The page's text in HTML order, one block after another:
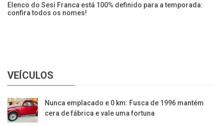
Elenco do Sesi Franca está 100% definido para a temporada:
confira todos os nomes!
VEÍCULOS
Nunca emplacado e 0 km: Fusca de 1996 mantém
cera de fábrica e vale uma fortuna